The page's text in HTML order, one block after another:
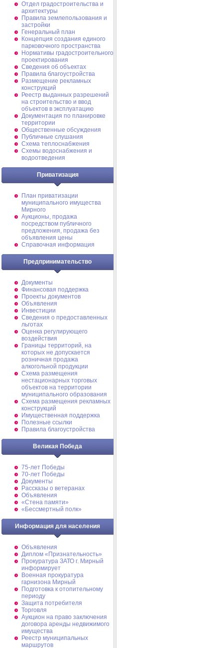
Отдел градостроительства и
архитектуры
Правила землепользования и
застройки
Генеральный план
Концепция создания единого
парковочного пространства
Нормативы градостроительного
проектирования
Сведения об объектах
Правила благоустройства
Размещение рекламных
конструкций
Реестр выданных разрешений
на строительство и ввод
объектов в эксплуатацию
Документация по планировке
территории
Общественные обсуждения
Публичные слушания
Схема теплоснабжения
Схемы водоснабжения и
водоотведения
Приватизация
План приватизации
муниципального имущества
Мирного
Аукционы, продажа
посредством публичного
предложения, продажа без
объявления цены
Справочная информация
Предпринимательство
Документы
Финансовая поддержка
Проекты документов
Объявления
Инвестиции
Сведения о предоставленных
льготах
Оценка регулирующего
воздействия
Границы территорий, на
которых не допускается
розничная продажа
алкогольной продукции
Схема размещения
нестационарных торговых
объектов на территории
муниципального образования
Схема размещения рекламных
конструкций
Имущественная поддержка
Полезные ссылки
Правила благоустройства
Великая Победа
75-лет Победы
70-лет Победы
Документы
Рассказы о ветеранах
Объявления
«Стена памяти»
«Бессмертный полк»
Информация для населения
Объявления
Диплом «Признательность»
Прокуратура ЗАТО г. Мирный
информирует
Военная прокуратура
гарнизона Мирный
Подготовка к отопительному
периоду
Защита потребителя
Торговля
Аукцион на право заключения
договора аренды недвижимого
имущества
Реестр муниципальных
маршрутов